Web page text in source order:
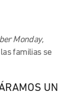
Monday,
familias se
UN